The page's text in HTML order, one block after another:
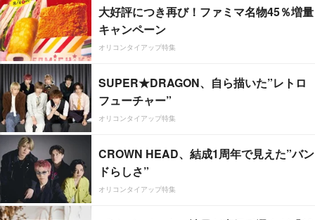
大好評につき再び！ファミマ名物45％増量
キャンペーン
オリコンタイアップ特集
SUPER★DRAGON、自ら描いた”レトロ
フューチャー”
オリコンタイアップ特集
CROWN HEAD、結成1周年で見えた”バン
ドらしさ”
オリコンタイアップ特集